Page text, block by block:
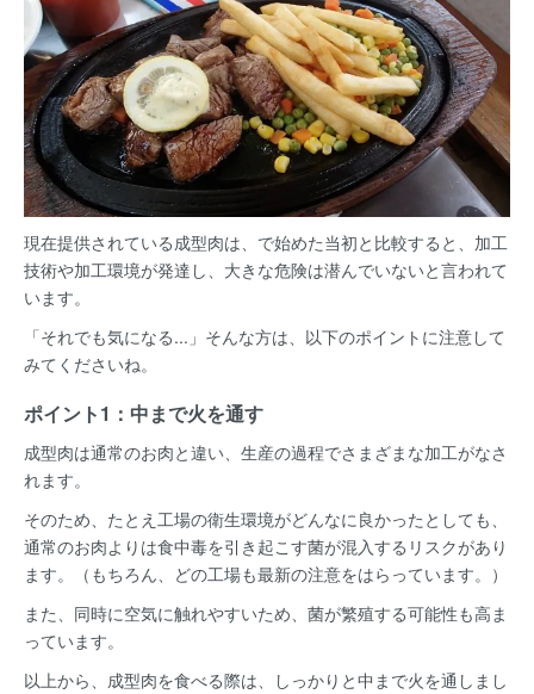
現在提供されている成型肉は、で始めた当初と比較すると、加工
技術や加工環境が発達し、大きな危険は潜んでいないと言われて
います。
「それでも気になる...」そんな方は、以下のポイントに注意して
みてくださいね。
ポイント1：中まで火を通す
成型肉は通常のお肉と違い、生産の過程でさまざまな加工がなさ
れます。
そのため、たとえ工場の衛生環境がどんなに良かったとしても、
通常のお肉よりは食中毒を引き起こす菌が混入するリスクがあり
ます。（もちろん、どの工場も最新の注意をはらっています。）
また、同時に空気に触れやすいため、菌が繁殖する可能性も高ま
っています。
以上から、成型肉を食べる際は、しっかりと中まで火を通しまし